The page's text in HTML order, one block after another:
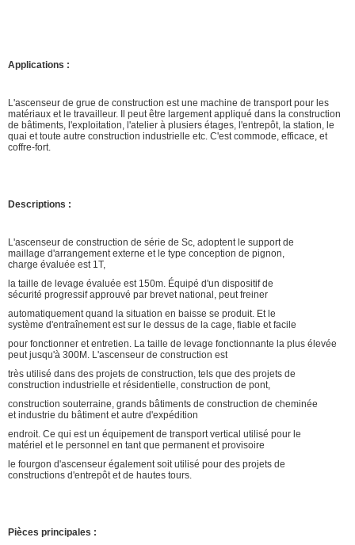
Applications :
L'ascenseur de grue de construction est une machine de transport pour les
matériaux et le travailleur. Il peut être largement appliqué dans la construction
de bâtiments, l'exploitation, l'atelier à plusiers étages, l'entrepôt, la station, le
quai et toute autre construction industrielle etc. C'est commode, efficace, et
coffre-fort.
Descriptions :
L'ascenseur de construction de série de Sc, adoptent le support de
maillage d'arrangement externe et le type conception de pignon,
charge évaluée est 1T,
la taille de levage évaluée est 150m. Équipé d'un dispositif de
sécurité progressif approuvé par brevet national, peut freiner
automatiquement quand la situation en baisse se produit. Et le
système d'entraînement est sur le dessus de la cage, fiable et facile
pour fonctionner et entretien. La taille de levage fonctionnante la plus élevée
peut jusqu'à 300M. L'ascenseur de construction est
très utilisé dans des projets de construction, tels que des projets de
construction industrielle et résidentielle, construction de pont,
construction souterraine, grands bâtiments de construction de cheminée
et industrie du bâtiment et autre d'expédition
endroit. Ce qui est un équipement de transport vertical utilisé pour le
matériel et le personnel en tant que permanent et provisoire
le fourgon d'ascenseur également soit utilisé pour des projets de
constructions d'entrepôt et de hautes tours.
Pièces principales :